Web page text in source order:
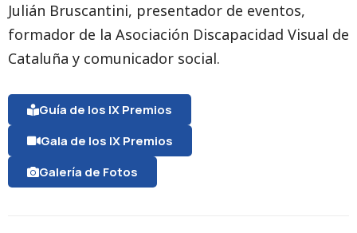
Julián Bruscantini, presentador de eventos,
formador de la Asociación Discapacidad Visual de
Cataluña y comunicador social.
Guía de los IX Premios
Gala de los IX Premios
Galería de Fotos